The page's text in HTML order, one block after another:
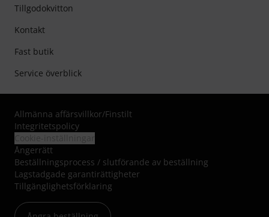
Tillgodokvitton
Kontakt
Fast butik
Service överblick
Allmänna affärsvillkor/Finstilt
Integritetspolicy
Ångerrätt
Beställningsprocess / slutförande av beställning
Lagstadgade garantirättigheter
Tillgänglighetsförklaring